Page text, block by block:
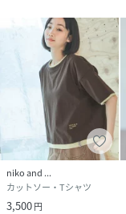
niko and ...
カットソー・Tシャツ
3,500円